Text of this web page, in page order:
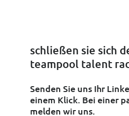
schließen sie sich
teampool talent
Senden Sie uns Ihr
einem Klick. Bei einer
melden wir uns.